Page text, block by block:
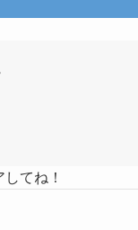
てね！